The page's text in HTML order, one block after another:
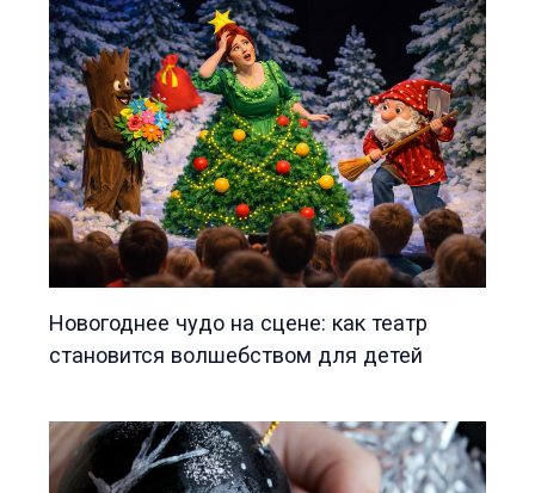
Новогоднее чудо на сцене: как театр
становится волшебством для детей